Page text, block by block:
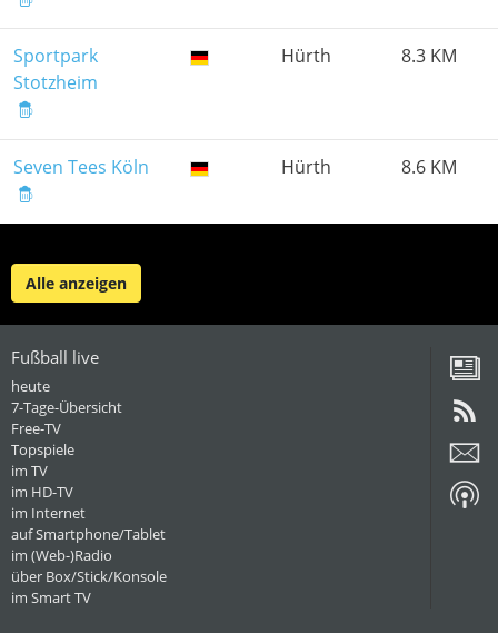
Sportpark
Stotzheim
Hürth 8.3 KM
Seven Tees Köln Hürth 8.6 KM
Alle anzeigen
Fußball live
heute
7-Tage-Übersicht
Free-TV
Topspiele
im TV
im HD-TV
im Internet
auf Smartphone/Tablet
im (Web-)Radio
über Box/Stick/Konsole
im Smart TV